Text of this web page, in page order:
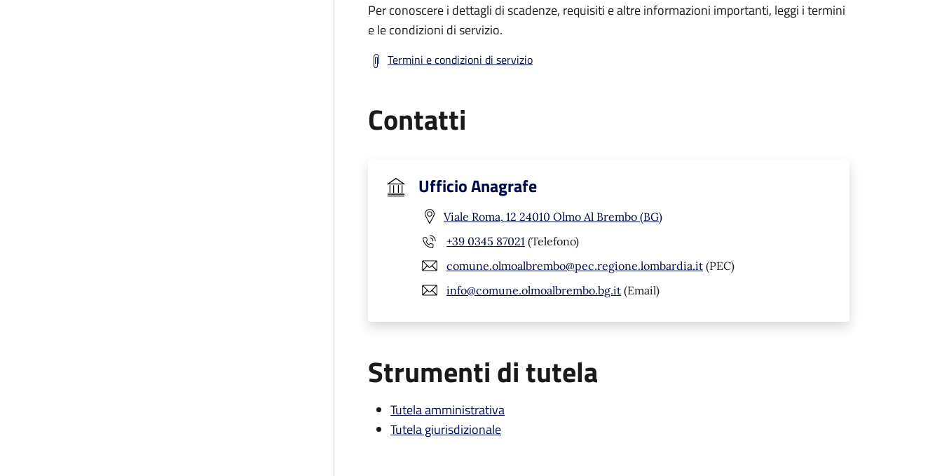
Per conoscere i dettagli di scadenze, requisiti e altre informazioni importanti, leggi i termini
e le condizioni di servizio.
Termini e condizioni di servizio
Contatti
Ufficio Anagrafe
Viale Roma, 12 24010 Olmo Al Brembo (BG)
+39 0345 87021 (Telefono)
comune.olmoalbrembo@pec.regione.lombardia.it (PEC)
info@comune.olmoalbrembo.bg.it (Email)
Strumenti di tutela
Tutela amministrativa
Tutela giurisdizionale